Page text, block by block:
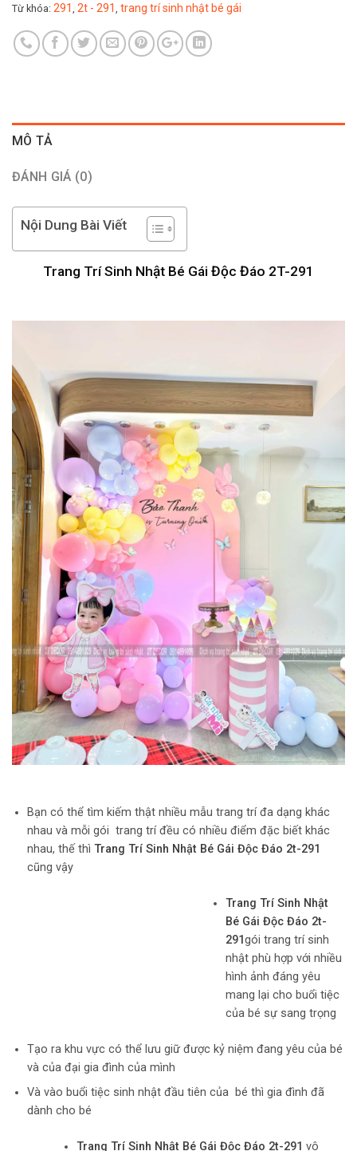
Từ khóa: 291 2t - 291 trang trí sinh nhật bé gái
MÔ TẢ
ĐÁNH GIÁ (0)
Nội Dung Bài Viết
Trang Trí Sinh Nhật Bé Gái Độc Đáo 2T-291
Bạn có thể tìm kiếm thật nhiều mẫu trang trí đa dạng khác
nhau và mỗi gói trang trí đều có nhiều điểm đặc biết khác
nhau, thế thì Trang Trí Sinh Nhật Bé Gái Độc Đáo 2t-291
cũng vậy
Trang Trí Sinh Nhật
Bé Gái Độc Đáo 2t-
291gói trang trí sinh
nhật phù hợp với nhiều
hình ảnh đáng yêu
mang lại cho buổi tiệc
của bé sự sang trọng
Tạo ra khu vực có thể lưu giữ được kỷ niệm đang yêu của bé
và của đại gia đình của mình
Và vào buổi tiệc sinh nhật đầu tiên của bé thì gia đình đã
dành cho bé
Trang Trí Sinh Nhật Bé Gái Độc Đáo 2t-291 vô